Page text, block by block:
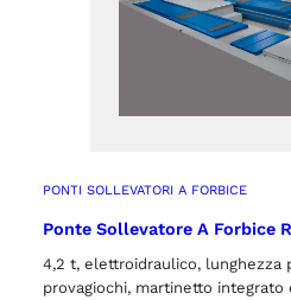
PONTI SOLLEVATORI A FORBICE
Ponte Sollevatore A Forbice
4,2 t, elettroidraulico, lunghezza
provagiochi, martinetto integrato